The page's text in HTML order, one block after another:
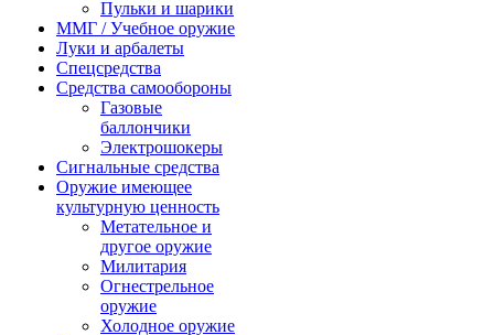
Пульки и шарики
ММГ / Учебное оружие
Луки и арбалеты
Спецсредства
Средства самообороны
Газовые
баллончики
Электрошокеры
Сигнальные средства
Оружие имеющее
культурную ценность
Метательное и
другое оружие
Милитария
Огнестрельное
оружие
Холодное оружие